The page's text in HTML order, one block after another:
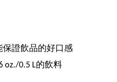
證飲品的好口感
oz./0.5 L的飲料